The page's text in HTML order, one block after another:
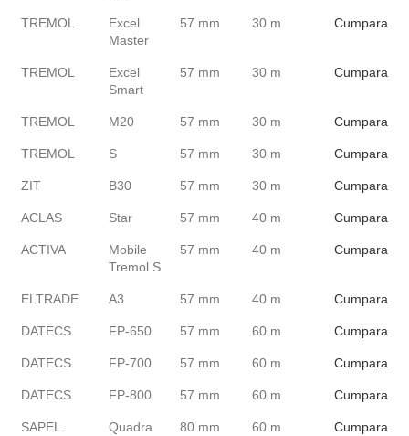
TREMOL
Excel
Master
57 mm 30 m Cumpara
TREMOL
Excel
Smart
57 mm 30 m Cumpara
TREMOL M20 57 mm 30 m Cumpara
TREMOL S 57 mm 30 m Cumpara
ZIT B30 57 mm 30 m Cumpara
ACLAS Star 57 mm 40 m Cumpara
ACTIVA
Mobile
Tremol S
57 mm 40 m Cumpara
ELTRADE A3 57 mm 40 m Cumpara
DATECS FP-650 57 mm 60 m Cumpara
DATECS FP-700 57 mm 60 m Cumpara
DATECS FP-800 57 mm 60 m Cumpara
SAPEL Quadra 80 mm 60 m Cumpara